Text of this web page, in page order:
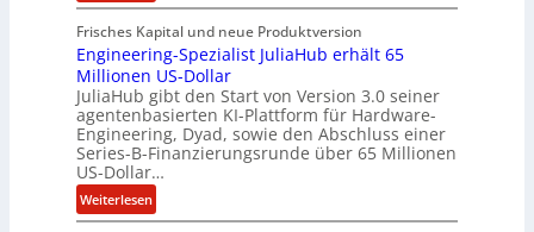
m
m
e
n
l
d
z
a
h
l
e
i
s
R
y
a
n
C
o
u
s
o
Frisches Kapital und neue Produktversion
Engineering-Spezialist JuliaHub erhält 65
Millionen US-Dollar
JuliaHub gibt den Start von Version 3.0 seiner
agentenbasierten KI-Plattform für Hardware-
Engineering, Dyad, sowie den Abschluss einer
Series-B-Finanzierungsrunde über 65 Millionen
US-Dollar…
Weiterlesen:
E